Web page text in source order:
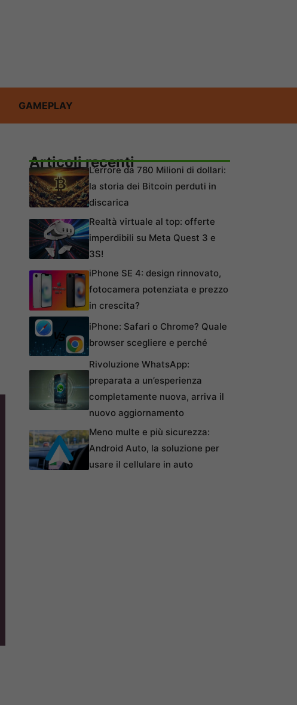
GAMEPLAY
Articoli recentiL’errore da 780 Milioni di dollari:
la storia dei Bitcoin perduti in
discarica
Realtà virtuale al top: offerte
imperdibili su Meta Quest 3 e
3S!
iPhone SE 4: design rinnovato,
fotocamera potenziata e prezzo
in crescita?
iPhone: Safari o Chrome? Quale
browser scegliere e perché
Rivoluzione WhatsApp:
preparata a un’esperienza
completamente nuova, arriva il
nuovo aggiornamento
Meno multe e più sicurezza:
Android Auto, la soluzione per
usare il cellulare in auto